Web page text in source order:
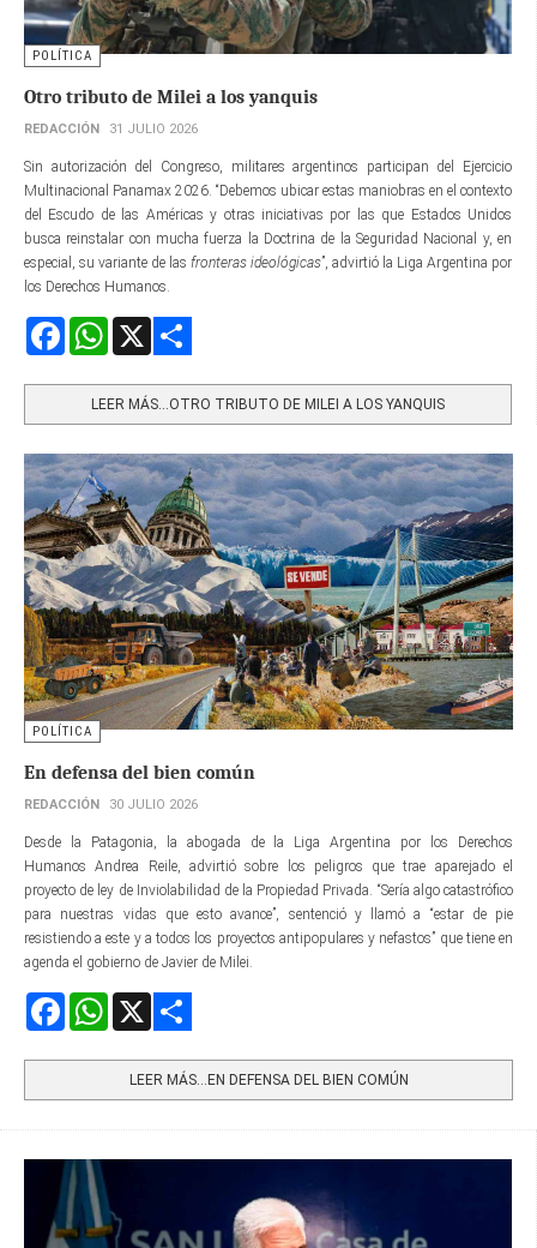
POLÍTICA
Otro tributo de Milei a los yanquis
REDACCIÓN 31 JULIO 2026
Sin autorización del Congreso, militares argentinos participan del Ejercicio
Multinacional Panamax 2026. “Debemos ubicar estas maniobras en el contexto
del Escudo de las Américas y otras iniciativas por las que Estados Unidos
busca reinstalar con mucha fuerza la Doctrina de la Seguridad Nacional y, en
especial, su variante de las fronteras ideológicas”, advirtió la Liga Argentina por
los Derechos Humanos.
FacebookWhatsApp
LEER MÁS…OTRO TRIBUTO DE MILEI A LOS YANQUIS
POLÍTICA
En defensa del bien común
REDACCIÓN 30 JULIO 2026
Desde la Patagonia, la abogada de la Liga Argentina por los Derechos
Humanos Andrea Reile, advirtió sobre los peligros que trae aparejado el
proyecto de ley de Inviolabilidad de la Propiedad Privada. “Sería algo catastrófico
para nuestras vidas que esto avance”, sentenció y llamó a “estar de pie
resistiendo a este y a todos los proyectos antipopulares y nefastos” que tiene en
agenda el gobierno de Javier de Milei.
FacebookWhatsApp
LEER MÁS…EN DEFENSA DEL BIEN COMÚN